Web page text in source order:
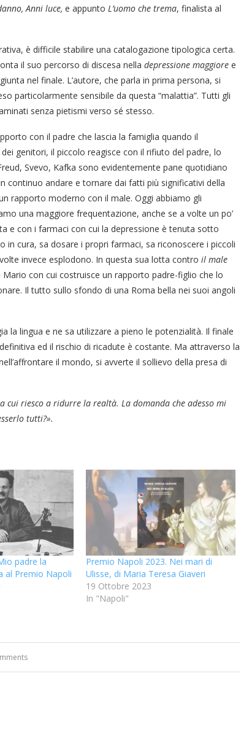
Anni luce, e appunto L’uomo che trema, finalista al
è difficile stabilire una catalogazione tipologica certa.
il suo percorso di discesa nella depressione maggiore e
nel finale. L’autore, che parla in prima persona, si
particolarmente sensibile da questa “malattia”. Tutti gli
senza pietismi verso sé stesso.
con il padre che lascia la famiglia quando il
genitori, il piccolo reagisce con il rifiuto del padre, lo
Svevo, Kafka sono evidentemente pane quotidiano
continuo andare e tornare dai fatti più significativi della
rapporto moderno con il male. Oggi abbiamo gli
una maggiore frequentazione, anche se a volte un po’
e con i farmaci con cui la depressione è tenuta sotto
in cura, sa dosare i propri farmaci, sa riconoscere i piccoli
invece esplodono. In questa sua lotta contro il male
con cui costruisce un rapporto padre-figlio che lo
Il tutto sullo sfondo di una Roma bella nei suoi angoli
la lingua e ne sa utilizzare a pieno le potenzialità. Il finale
ed il rischio di ricadute è costante. Ma attraverso la
il mondo, si avverte il sollievo della presa di
cui riesco a ridurre la realtà. La domanda che adesso mi
tutti?».
padre la
al Premio Napoli
Premio Napoli 2023. Nei mari di
Ulisse, di Maria Teresa Giaveri
19 Ottobre 2023
In "Napoli"